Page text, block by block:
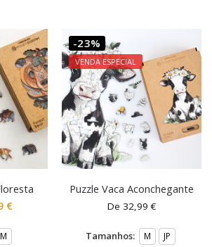
€
M
-23%
VENDA ESPECIAL
Puzzle Vaca Aconchegante
De 32,99€
Tamanhos: M JP